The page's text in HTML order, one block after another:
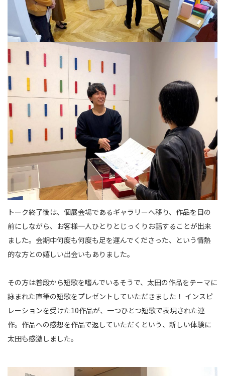
トーク終了後は、個展会場であるギャラリーへ移り、作品を目の
前にしながら、お客様一人ひとりとじっくりお話することが出来
ました。会期中何度も何度も足を運んでくださった、という情熱
的な方との嬉しい出会いもありました。
その方は普段から短歌を嗜んでいるそうで、太田の作品をテーマに
詠まれた直筆の短歌をプレゼントしていただきました！ インスピ
レーションを受けた10作品が、一つひとつ短歌で表現された連
作。作品への感想を作品で返していただくという、新しい体験に
太田も感激しました。